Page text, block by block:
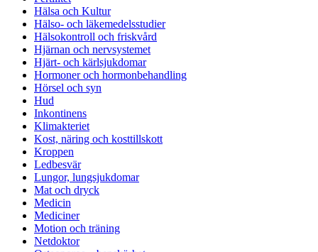
Hälsa och Kultur
Hälso- och läkemedelsstudier
Hälsokontroll och friskvård
Hjärnan och nervsystemet
Hjärt- och kärlsjukdomar
Hormoner och hormonbehandling
Hörsel och syn
Hud
Inkontinens
Klimakteriet
Kost, näring och kosttillskott
Kroppen
Ledbesvär
Lungor, lungsjukdomar
Mat och dryck
Medicin
Mediciner
Motion och träning
Netdoktor